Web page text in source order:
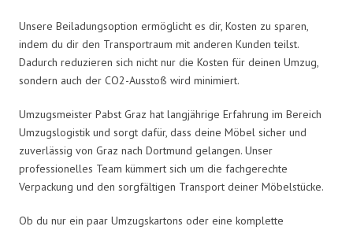
Unsere Beiladungsoption ermöglicht es dir, Kosten zu sparen,
indem du dir den Transportraum mit anderen Kunden teilst.
Dadurch reduzieren sich nicht nur die Kosten für deinen Umzug,
sondern auch der CO2-Ausstoß wird minimiert.
Umzugsmeister Pabst Graz hat langjährige Erfahrung im Bereich
Umzugslogistik und sorgt dafür, dass deine Möbel sicher und
zuverlässig von Graz nach Dortmund gelangen. Unser
professionelles Team kümmert sich um die fachgerechte
Verpackung und den sorgfältigen Transport deiner Möbelstücke.
Ob du nur ein paar Umzugskartons oder eine komplette